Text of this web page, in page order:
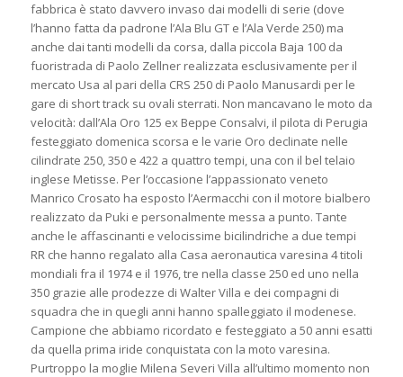
fabbrica è stato davvero invaso dai modelli di serie (dove
l’hanno fatta da padrone l’Ala Blu GT e l’Ala Verde 250) ma
anche dai tanti modelli da corsa, dalla piccola Baja 100 da
fuoristrada di Paolo Zellner realizzata esclusivamente per il
mercato Usa al pari della CRS 250 di Paolo Manusardi per le
gare di short track su ovali sterrati. Non mancavano le moto da
velocità: dall’Ala Oro 125 ex Beppe Consalvi, il pilota di Perugia
festeggiato domenica scorsa e le varie Oro declinate nelle
cilindrate 250, 350 e 422 a quattro tempi, una con il bel telaio
inglese Metisse. Per l’occasione l’appassionato veneto
Manrico Crosato ha esposto l’Aermacchi con il motore bialbero
realizzato da Puki e personalmente messa a punto. Tante
anche le affascinanti e velocissime bicilindriche a due tempi
RR che hanno regalato alla Casa aeronautica varesina 4 titoli
mondiali fra il 1974 e il 1976, tre nella classe 250 ed uno nella
350 grazie alle prodezze di Walter Villa e dei compagni di
squadra che in quegli anni hanno spalleggiato il modenese.
Campione che abbiamo ricordato e festeggiato a 50 anni esatti
da quella prima iride conquistata con la moto varesina.
Purtroppo la moglie Milena Severi Villa all’ultimo momento non